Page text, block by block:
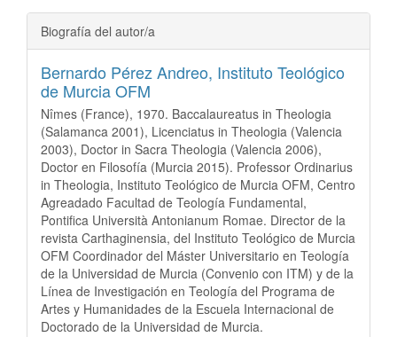
Biografía del autor/a
Bernardo Pérez Andreo, Instituto Teológico
de Murcia OFM
Nîmes (France), 1970. Baccalaureatus in Theologia
(Salamanca 2001), Licenciatus in Theologia (Valencia
2003), Doctor in Sacra Theologia (Valencia 2006),
Doctor en Filosofía (Murcia 2015). Professor Ordinarius
in Theologia, Instituto Teológico de Murcia OFM, Centro
Agreadado Facultad de Teología Fundamental,
Pontifica Università Antonianum Romae. Director de la
revista Carthaginensia, del Instituto Teológico de Murcia
OFM Coordinador del Máster Universitario en Teología
de la Universidad de Murcia (Convenio con ITM) y de la
Línea de Investigación en Teología del Programa de
Artes y Humanidades de la Escuela Internacional de
Doctorado de la Universidad de Murcia.